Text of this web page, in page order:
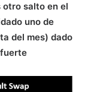
salto en el
uno de
del mes) dado